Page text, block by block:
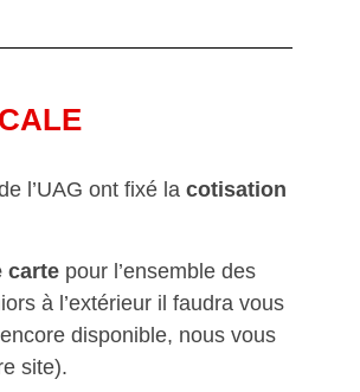
l’UAG ont fixé la cotisation
carte pour l’ensemble des
à l’extérieur il faudra vous
disponible, nous vous
site).